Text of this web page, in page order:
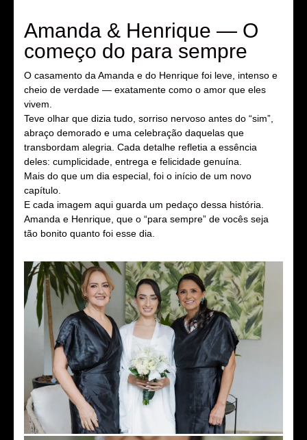
Amanda & Henrique — O
começo do para sempre
O casamento da Amanda e do Henrique foi leve, intenso e
cheio de verdade — exatamente como o amor que eles
vivem.
Teve olhar que dizia tudo, sorriso nervoso antes do “sim”,
abraço demorado e uma celebração daquelas que
transbordam alegria. Cada detalhe refletia a essência
deles: cumplicidade, entrega e felicidade genuína.
Mais do que um dia especial, foi o início de um novo
capítulo.
E cada imagem aqui guarda um pedaço dessa história.
Amanda e Henrique, que o “para sempre” de vocês seja
tão bonito quanto foi esse dia.